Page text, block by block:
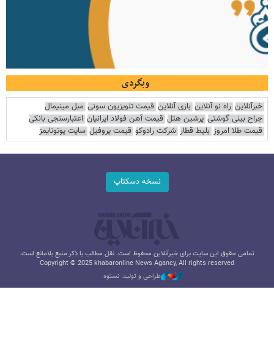
وبگردی
خبرآنلاین راه نو آنلاین بازی آنلاین قیمت تلویزیون سونی مبل مینیمال
جراح بینی گوشتی پرشین هتل قیمت آهن فولاد ایرانیان اعتبارسنجی بانکی
قیمت طلا امروز بلیط قطار شرکت رادوکو قیمت پروفیل سایت یوتوتایمز
نسخه دسکتاپ
تمامی حقوق این سایت برای خبرآنلاین محفوظ است. نقل مطالب با ذکر منبع بلامانع است.
Copyright © 2025 khabaronline News Agancy, All rights reserved
طراحی و تولید: نستوه